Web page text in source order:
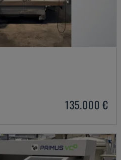
135.000 €